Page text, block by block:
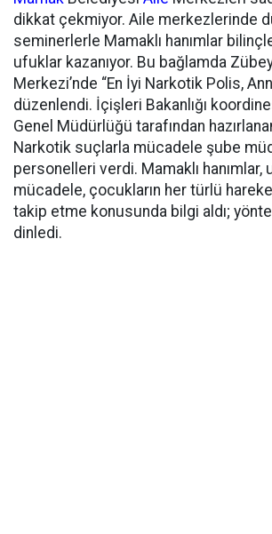
dikkat çekmiyor. Aile merkezlerinde
seminerlerle Mamaklı hanımlar
ufuklar kazanıyor. Bu bağlamda
Merkezi’nde “En İyi Narkotik Polis,
düzenlendi. İçişleri Bakanlığı
Genel Müdürlüğü tarafından
Narkotik suçlarla mücadele şube
personelleri verdi. Mamaklı
mücadele, çocukların her türlü
takip etme konusunda bilgi aldı;
dinledi.